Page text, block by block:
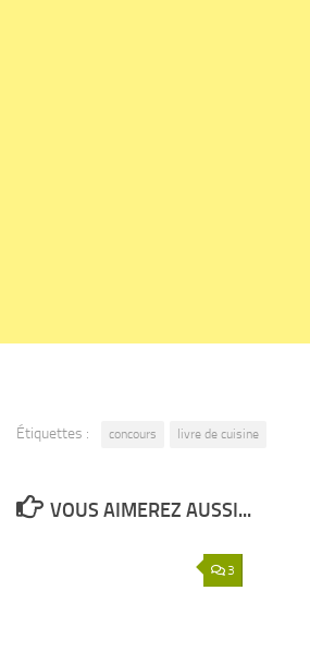
Étiquettes : concours livre de cuisine
VOUS AIMEREZ AUSSI...
3